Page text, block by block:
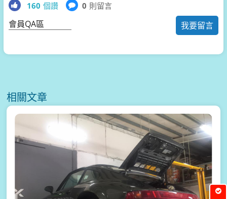
160 個讚 0 則留言
我要留言
會員QA區
相關文章